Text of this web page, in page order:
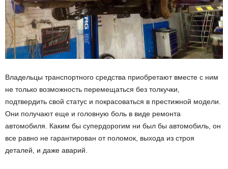
Владельцы транспортного средства приобретают вместе с ним
не только возможность перемещаться без толкучки,
подтвердить свой статус и покрасоваться в престижной модели.
Они получают еще и головную боль в виде ремонта
автомобиля. Каким бы супердорогим ни был бы автомобиль, он
все равно не гарантирован от поломок, выхода из строя
деталей, и даже аварий.